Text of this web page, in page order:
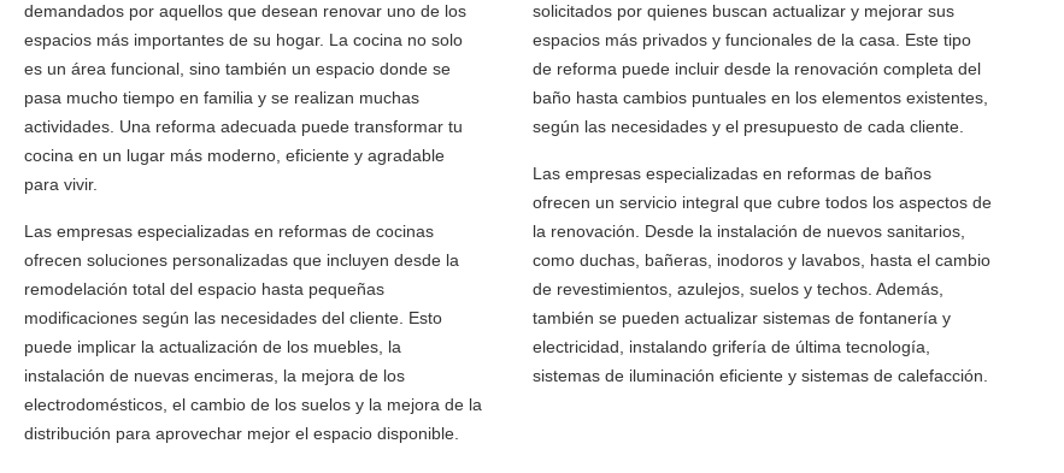
demandados por aquellos que desean renovar uno de los
espacios más importantes de su hogar. La cocina no solo
es un área funcional, sino también un espacio donde se
pasa mucho tiempo en familia y se realizan muchas
actividades. Una reforma adecuada puede transformar tu
cocina en un lugar más moderno, eficiente y agradable
para vivir.
Las empresas especializadas en reformas de cocinas
ofrecen soluciones personalizadas que incluyen desde la
remodelación total del espacio hasta pequeñas
modificaciones según las necesidades del cliente. Esto
puede implicar la actualización de los muebles, la
instalación de nuevas encimeras, la mejora de los
electrodomésticos, el cambio de los suelos y la mejora de la
distribución para aprovechar mejor el espacio disponible.
solicitados por quienes buscan actualizar y mejorar sus
espacios más privados y funcionales de la casa. Este tipo
de reforma puede incluir desde la renovación completa del
baño hasta cambios puntuales en los elementos existentes,
según las necesidades y el presupuesto de cada cliente.
Las empresas especializadas en reformas de baños
ofrecen un servicio integral que cubre todos los aspectos de
la renovación. Desde la instalación de nuevos sanitarios,
como duchas, bañeras, inodoros y lavabos, hasta el cambio
de revestimientos, azulejos, suelos y techos. Además,
también se pueden actualizar sistemas de fontanería y
electricidad, instalando grifería de última tecnología,
sistemas de iluminación eficiente y sistemas de calefacción.